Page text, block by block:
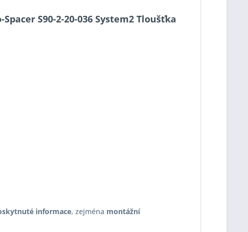
S90-2-20-036 System2 Tloušťka
informace, zejména montážní